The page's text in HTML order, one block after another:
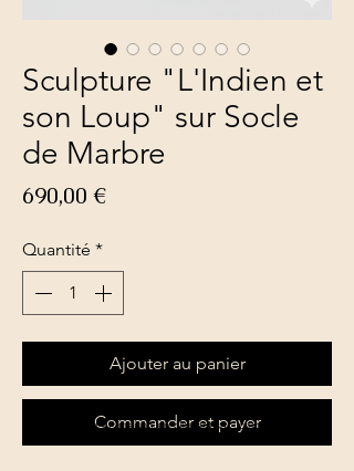
Sculpture "L'Indien et
son Loup" sur Socle
de Marbre
690,00 €Prix
Quantité *
Ajouter au panier
Commander et payer
Choix de retrait et livraison en cliquant sur "commander"